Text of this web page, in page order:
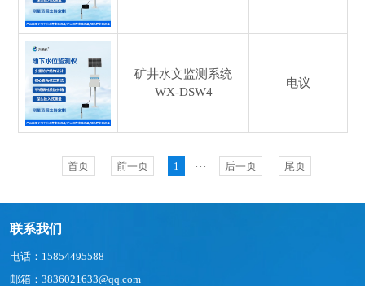
矿井水文监测系统
WX-DSW4
电议
首页 前一页 1 ··· 后一页 尾页
联系我们
电话：15854495588
邮箱：3836021633@qq.com